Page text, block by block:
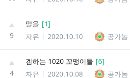
9
말을 [1]
자유
2020.10.10 공가놈
4
겜하는 1020 꼬맹이들 [6]
자유
2020.10.08 공가놈